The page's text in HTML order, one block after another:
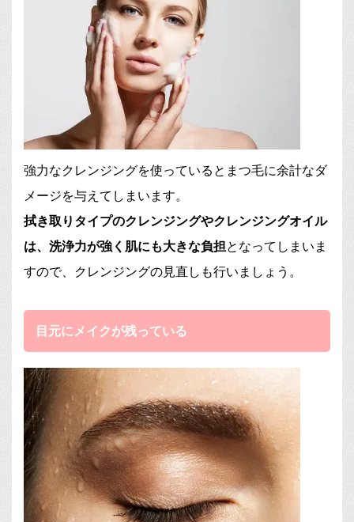
強力なクレンジングを使っているとまつ毛に余計なダ
メージを与えてしまいます。
拭き取りタイプのクレンジングやクレンジングオイル
は、洗浄力が強く肌にも大きな負担となってしまいま
すので、クレンジングの見直しも行いましょう。
目元にメイクが残っている